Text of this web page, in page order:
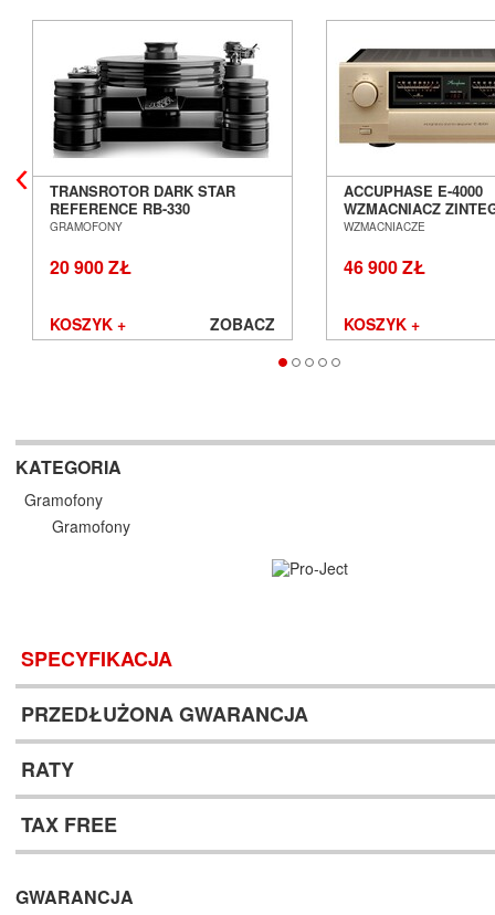
TRANSROTOR DARK STAR
REFERENCE RB-330
GRAMOFON ANALOGOWY
GRAMOFONY
20 900 ZŁ
KOSZYK + ZOBACZ
ACCUPHASE E-4000
WZMACNIACZ
SALON POZNAŃ
WZMACNIACZE
46 900 ZŁ
KOSZYK +
KATEGORIA
Gramofony
Gramofony
SPECYFIKACJA
PRZEDŁUŻONA GWARANCJA
RATY
TAX FREE
GWARANCJA